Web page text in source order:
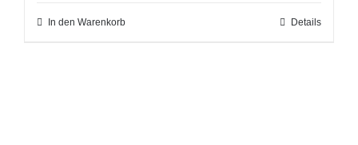
In den Warenkorb Details